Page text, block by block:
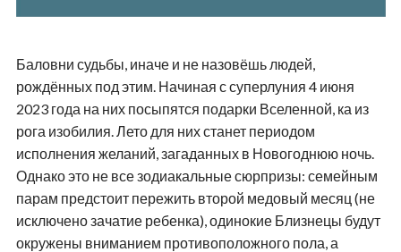
Баловни судьбы, иначе и не назовёшь людей,
рождённых под этим. Начиная с суперлуния 4 июня
2023 года на них посыпятся подарки Вселенной, ка из
рога изобилия. Лето для них станет периодом
исполнения желаний, загаданных в Новогоднюю ночь.
Однако это не все зодиакальные сюрпризы: семейным
парам предстоит пережить второй медовый месяц (не
исключено зачатие ребенка), одинокие Близнецы будут
окружены вниманием противоположного пола, а